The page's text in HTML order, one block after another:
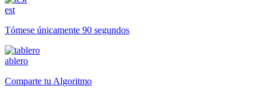
est
Tómese únicamente 90 segundos
ablero
Comparte tu Algoritmo